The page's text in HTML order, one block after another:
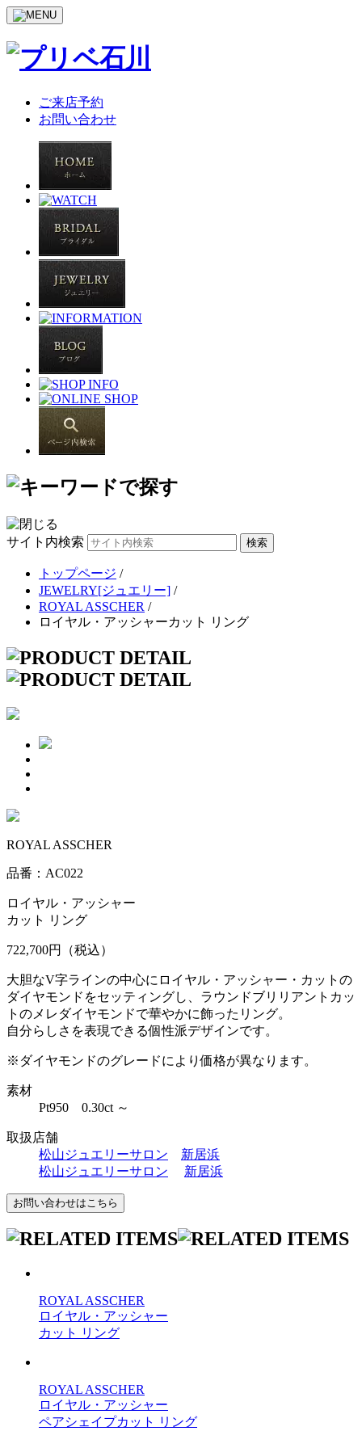
ご来店予約
お問い合わせ
サイト内検索
トップページ /
JEWELRY[ジュエリー] /
ROYAL ASSCHER /
ロイヤル・アッシャーカット リング
ROYAL ASSCHER
品番：AC022
ロイヤル・アッシャー
カット リング
722,700円 （税込）
大胆なV字ラインの中心にロイヤル・アッシャー・カットの
ダイヤモンドをセッティングし、ラウンドブリリアントカッ
トのメレダイヤモンドで華やかに飾ったリング。
自分らしさを表現できる個性派デザインです。
※ダイヤモンドのグレードにより価格が異なります。
素材
Pt950 0.30ct ～
取扱店舗
松山ジュエリーサロン
新居浜
松山ジュエリーサロン
新居浜
ROYAL ASSCHER
ロイヤル・アッシャー
カット リング
ROYAL ASSCHER
ロイヤル・アッシャー
ペアシェイプカット リング